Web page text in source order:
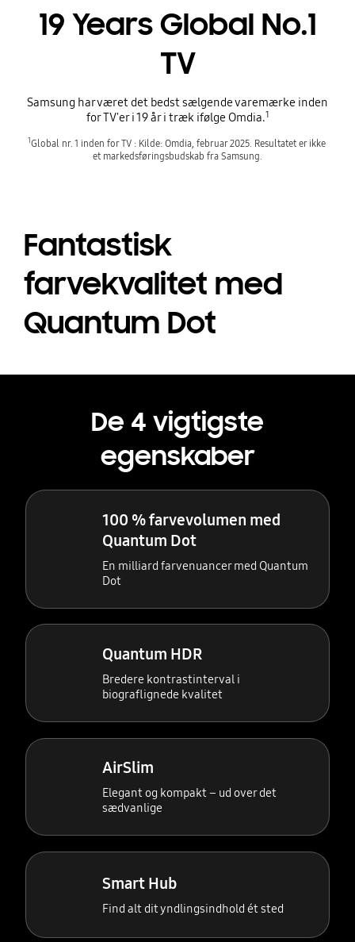
19 Years Global No.1
TV
Samsung har været det bedst sælgende varemærke inden
for TV'er i 19 år i træk ifølge Omdia.1
1Global nr. 1 inden for TV : Kilde: Omdia, februar 2025. Resultatet er ikke
et markedsføringsbudskab fra Samsung.
Fantastisk
farvekvalitet med
Quantum Dot
De 4 vigtigste
egenskaber
100 % farvevolumen med
Quantum Dot
En milliard farvenuancer med Quantum
Dot
Quantum HDR
Bredere kontrastinterval i
biograflignede kvalitet
AirSlim
Elegant og kompakt – ud over det
sædvanlige
Smart Hub
Find alt dit yndlingsindhold ét sted